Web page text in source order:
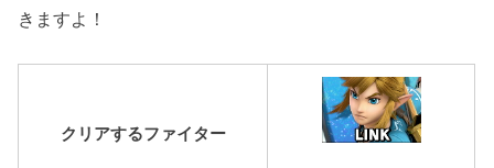
きますよ！
クリアするファイター